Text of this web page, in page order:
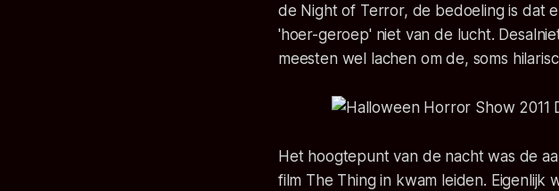
de Night of Terror, de bedoeling is dat
'hoer-geroep' niet van de lucht.
meesten wel lachen om de, soms
Het hoogtepunt van de nacht was de
film The Thing in kwam leiden.